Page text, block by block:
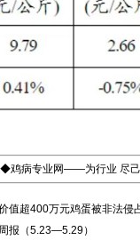
◆鸡病专业网——为行业 尽己
值超400万元鸡蛋被非法侵
报（5.23—5.29）